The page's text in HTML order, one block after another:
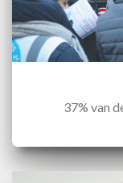
37% van